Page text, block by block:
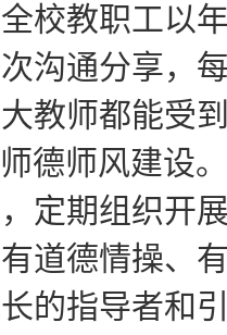
全校教职工以
沟通分享，
教师都能受
德师风建设
定期组织开
道德情操、
的指导者和